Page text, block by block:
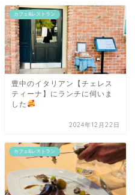
カフェ&レストラン
豊中のイタリアン【チェレス
ティーナ】にランチに伺いま
した
2024年12月22日
カフェ&レストラン